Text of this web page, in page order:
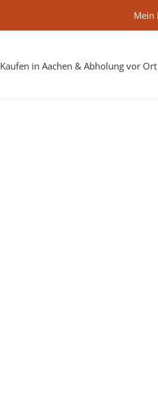
Mein
Kaufen in Aachen & Abholung vor Ort